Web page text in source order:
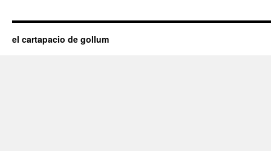
el cartapacio de gollum